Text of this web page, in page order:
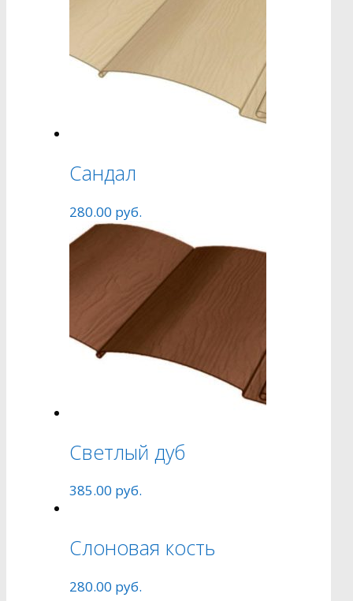
Сандал
280.00 руб.
Светлый дуб
385.00 руб.
Слоновая кость
280.00 руб.